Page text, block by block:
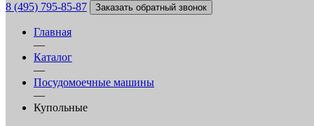
8 (495) 795-85-87 Заказать обратный звонок
Главная
—
Каталог
—
Посудомоечные машины
—
Купольные